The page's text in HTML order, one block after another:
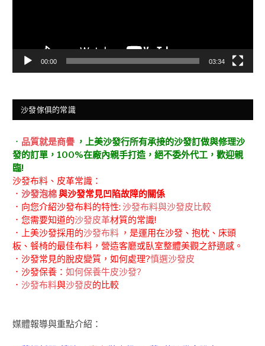
00:00 03:34
沙發傢俱的常識
． 品質就是商譽 ，上美沙發行所有承接的沙發訂做與修理沙
發的訂單，100%在廠內親手打造，絕不委外代工，歡迎親
臨!
沙發布料、皮革常識：
． 沙發泡棉與沙發常見凹陷故障的關係
．向您介紹沙發布料的特性: 沙發布料與沙發皮比較
．您需要知道的沙發皮革材質的常識!
．上美沙發採用的沙發布料 ，是運用在沙發、抱枕、床頭
板、餐椅的最佳布料，營造客廳或臥室整體美觀之舒適感。
．沙發常見的脫皮變質，如何處理?慎選沙發皮
．沙發保養： 如何保養牛皮沙發?
． 沙發布料與沙發皮的比較
媒體報導與重點介紹：